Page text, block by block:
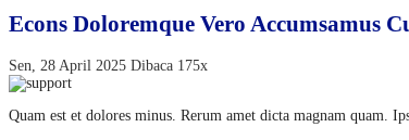
Econs Doloremque Vero Accumsamus
Sen, 28 April 2025 Dibaca 175x
Quam est et dolores minus. Rerum amet dicta magnam quam.